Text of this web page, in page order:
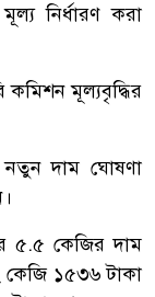
নির্ধারণ করা
কমিশন মূল্যবৃদ্ধির
নতুন দাম ঘোষণা
৫.৫ কেজির দাম
কেজি ১৫৩৬ টাকা